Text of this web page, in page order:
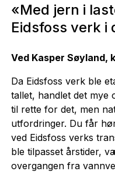
«Med jern i
Eidsfoss verk
Ved Kasper Søyland,
Da Eidsfoss verk ble
tallet, handlet det mye
til rette for det, men
utfordringer. Du får
ved Eidsfoss verks
ble tilpasset årstider,
overgangen fra